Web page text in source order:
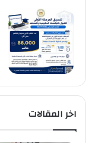
اخر المقالات